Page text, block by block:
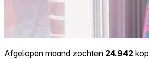
Afgelopen maand zochten 24.942